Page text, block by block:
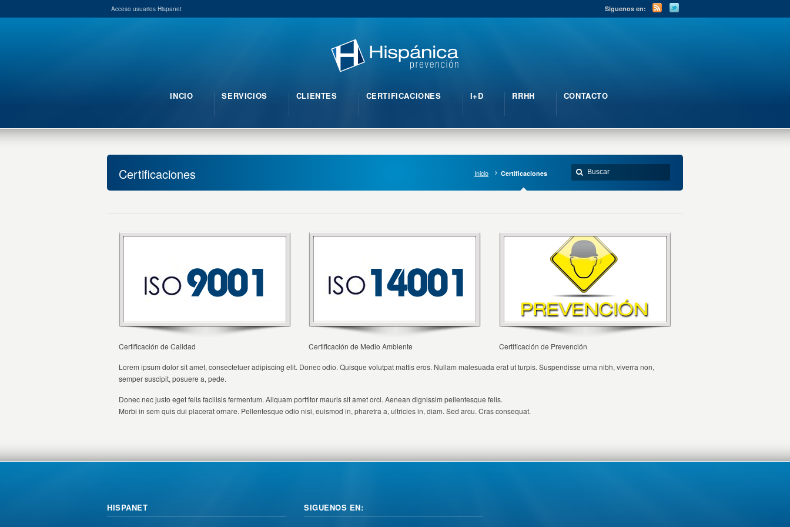
Acceso usuarios Hispanet Siguenos en:
INCIO SERVICIOS CLIENTES CERTIFICACIONES I+D RRHH CONTACTO
Certificaciones Inicio Certificaciones
Certificación de Calidad Certificación de Medio Ambiente Certificación de Prevención
Lorem ipsum dolor sit amet, consectetuer adipiscing elit. Donec odio. Quisque volutpat mattis eros. Nullam malesuada erat ut turpis. Suspendisse urna nibh, viverra non,
semper suscipit, posuere a, pede.
Donec nec justo eget felis facilisis fermentum. Aliquam porttitor mauris sit amet orci. Aenean dignissim pellentesque felis.
Morbi in sem quis dui placerat ornare. Pellentesque odio nisi, euismod in, pharetra a, ultricies in, diam. Sed arcu. Cras consequat.
HISPANET SIGUENOS EN: